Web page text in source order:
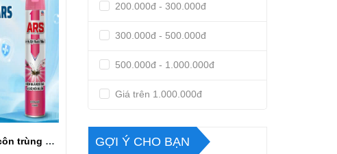
Bình xịt diệt côn trùng hiệu quả ARS PINK 600ml
200.000đ - 300.000đ
300.000đ - 500.000đ
500.000đ - 1.000.000đ
Giá trên 1.000.000đ
GỢI Ý CHO BẠN